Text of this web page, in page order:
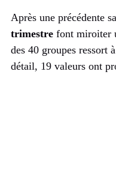
Après une précédente
trimestre font miroiter
des 40 groupes ressort à
détail, 19 valeurs ont